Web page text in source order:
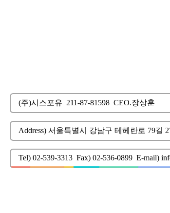
(주)시스포유 211-87-81598 CEO.장상훈
Address) 서울특별시 강남구 테헤란로 79길
Tel) 02-539-3313 Fax) 02-536-0899 E-mail)